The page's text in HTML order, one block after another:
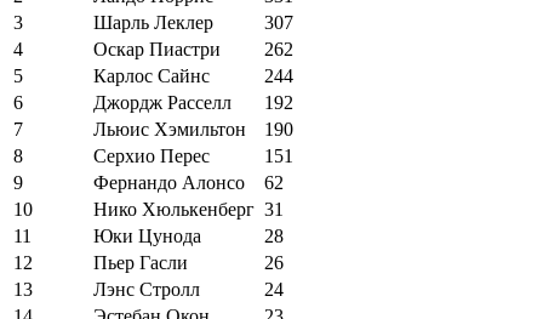
3
Шарль Леклер
307
4
Оскар Пиастри
262
5
Карлос Сайнс
244
6
Джордж Расселл
192
7
Льюис Хэмильтон
190
8
Серхио Перес
151
9
Фернандо Алонсо
62
10
Нико Хюлькенберг 31
11
Юки Цунода
28
12
Пьер Гасли
26
13
Лэнс Стролл
24